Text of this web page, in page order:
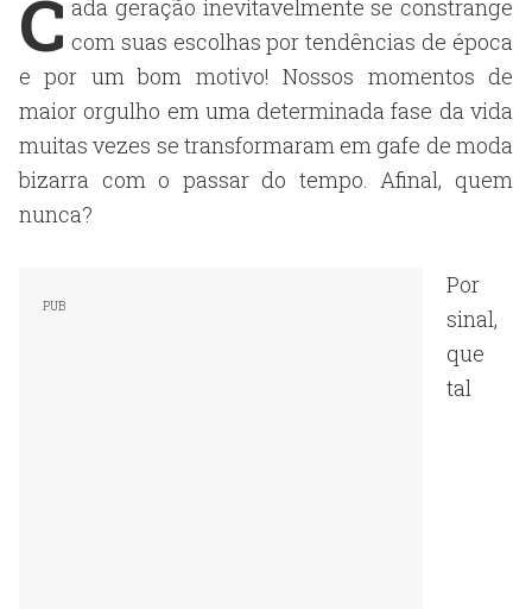
C ada geração inevitavelmente se constrange
com suas escolhas por tendências de época
e por um bom motivo! Nossos momentos de
maior orgulho em uma determinada fase da vida
muitas vezes se transformaram em gafe de moda
bizarra com o passar do tempo. Afinal, quem
nunca?
Por
sinal,
que
tal